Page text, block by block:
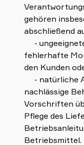
gehören
abschließend
-
fehlerhafte
den Kunden
- natürliche
nachlässige
Vorschriften
Pflege des
Betriebsmittel.